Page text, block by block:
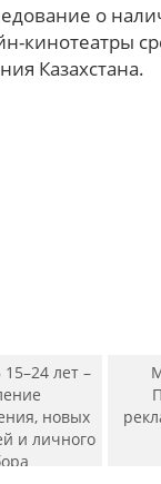
о
кинотеатры
Казахстана.
лет –
новых
и личного